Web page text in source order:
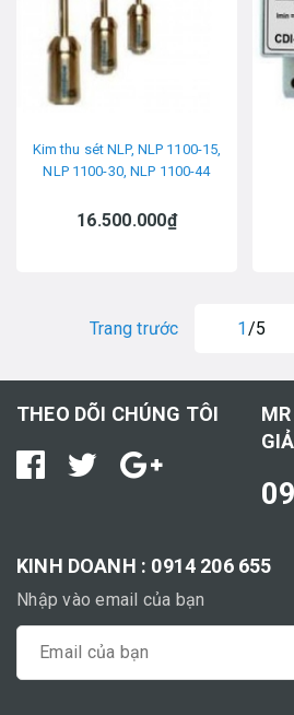
Kim thu sét NLP, NLP 1100-15,
NLP 1100-30, NLP 1100-44
16.500.000₫
Trang trước 1 /5
THEO DÕI CHÚNG TÔI
KINH DOANH : 0914 206 655
Nhập vào email của bạn